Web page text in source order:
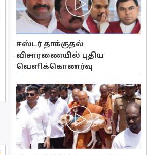
ஈஸ்டர் தாக்குதல்
விசாரணையில் புதிய
வௌிக்கொணர்வு